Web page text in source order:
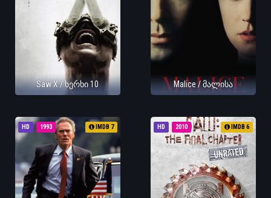
Saw X / ხერხი 10 Malice / მალისა
HD 1993 IMDB 7 HD 2010 IMDB 6